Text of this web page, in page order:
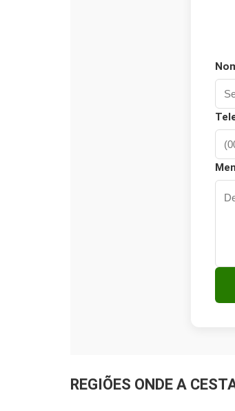
REGIÕES ONDE A